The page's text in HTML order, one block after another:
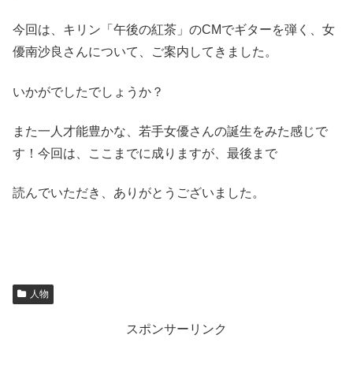
今回は、キリン「午後の紅茶」のCMでギターを弾く、女
優南沙良さんについて、ご案内してきました。
いかがでしたでしょうか？
また一人才能豊かな、若手女優さんの誕生をみた感じで
す！今回は、ここまでに成りますが、最後まで
読んでいただき、ありがとうございました。
人物
スポンサーリンク